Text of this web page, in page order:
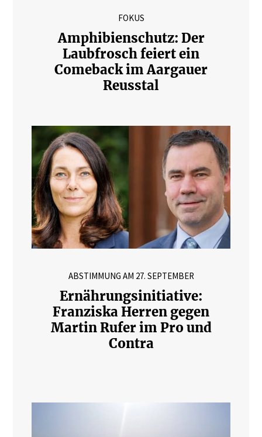
FOKUS
Amphibienschutz: Der
Laubfrosch feiert ein
Comeback im Aargauer
Reusstal
ABSTIMMUNG AM 27. SEPTEMBER
Ernährungsinitiative:
Franziska Herren gegen
Martin Rufer im Pro und
Contra